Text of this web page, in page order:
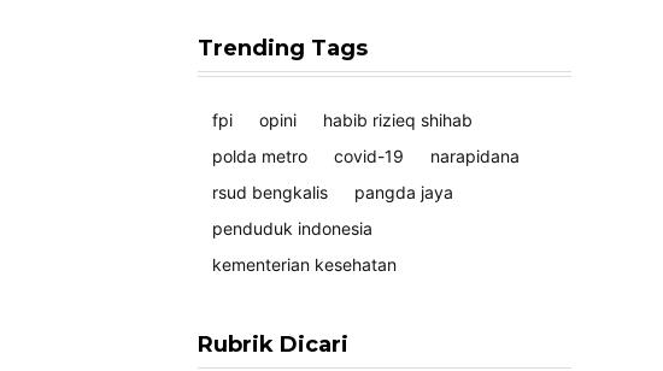
Trending Tags
fpi opini
habib rizieq shihab
polda metro
covid-19
narapidana
rsud bengkalis
pangda jaya
penduduk indonesia
kementerian kesehatan
Rubrik Dicari